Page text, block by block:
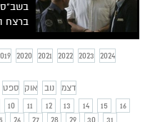
ברצח
2020 2021 2022 2023
2024
ספט אוק נוב דצמ
10 11 12 13 14 15
16
26 27 28 29 30 31